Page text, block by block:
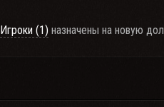
Игроки (1) назначены на новую